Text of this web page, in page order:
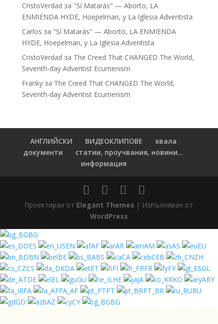
CristoVerdad за "Sí Matarás" — Aborto, LA
ENMIENDA HYDE, Hoepelman, y La Iglesia Adventista
Carlos за "Sí Matarás" — Aborto, LA ENMIENDA
HYDE, Hoepelman, y La Iglesia Adventista
CristoVerdad за The Creed That CHANGED The World,
Seventh-day Adventist Ecumenism
Frankyза The Creed That CHANGED The World,
Seventh-day Adventist Ecumenism
АНГЛИЙСКИ ВИДЕОКЛИПОВЕ
хвала
документи
статии, проучвания, новини...
информация
Проектиран от Elegant Themes | Изпълняван от
WordPress
BG
ES
EN AF AR AM AS
EU
BN
BE BS CA CEB
ZH
CS
DA ET FI FR FY
GL
DE
EL GU HE JA KO
ARY
FA
FA_AF PT PT_BR
RU
GD
AZ CY BG